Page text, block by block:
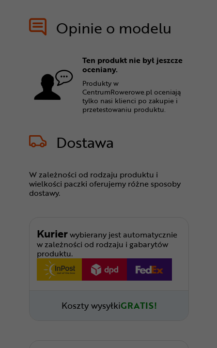
Opinie o modelu
Ten produkt nie był jeszcze
oceniany.
Produkty w
CentrumRowerowe.pl oceniają
tylko nasi klienci po zakupie i
przetestowaniu produktu.
Dostawa
W zależności od rodzaju produktu i
wielkości paczki oferujemy różne sposoby
dostawy.
Kurierwybierany jest automatycznie
w zależności od rodzaju i gabarytów
produktu.
Koszty wysyłkiGRATIS!